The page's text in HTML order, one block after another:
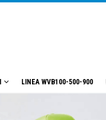
LINEA WVB100-500-900